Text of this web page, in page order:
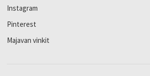
Instagram
Pinterest
Majavan vinkit